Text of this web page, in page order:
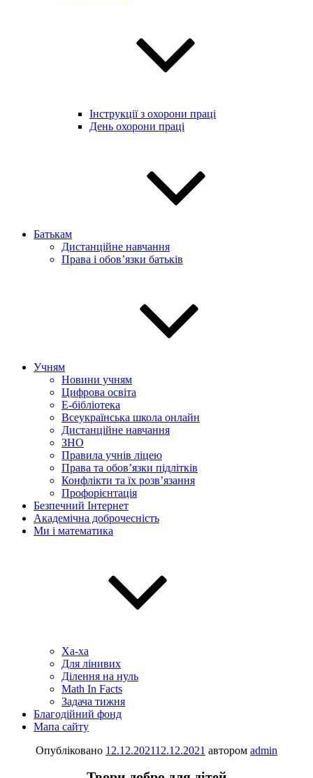
Інструкції з охорони праці
День охорони праці
Батькам
Дистанційне навчання
Права і обов’язки батьків
Учням
Новини учням
Цифрова освіта
E-бібліотека
Всеукраїнська школа онлайн
Дистанційне навчання
ЗНО
Правила учнів ліцею
Права та обов’язки підлітків
Конфлікти та їх розв’язання
Профорієнтація
Безпечний Інтернет
Академічна доброчесність
Ми і математика
Ха-ха
Для лінивих
Ділення на нуль
Math In Facts
Задача тижня
Благодійний фонд
Мапа сайту
Опубліковано 12.12.202112.12.2021 автором admin